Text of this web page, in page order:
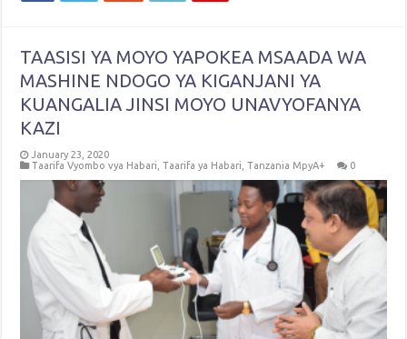
TAASISI YA MOYO YAPOKEA MSAADA WA
MASHINE NDOGO YA KIGANJANI YA
KUANGALIA JINSI MOYO UNAVYOFANYA
KAZI
January 23, 2020
Taarifa Vyombo vya Habari ,Taarifa ya Habari ,Tanzania MpyA+ 0